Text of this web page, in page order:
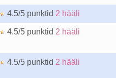
4.5/5 punktid 2 hääli
4.5/5 punktid 2 hääli
4.5/5 punktid 2 hääli